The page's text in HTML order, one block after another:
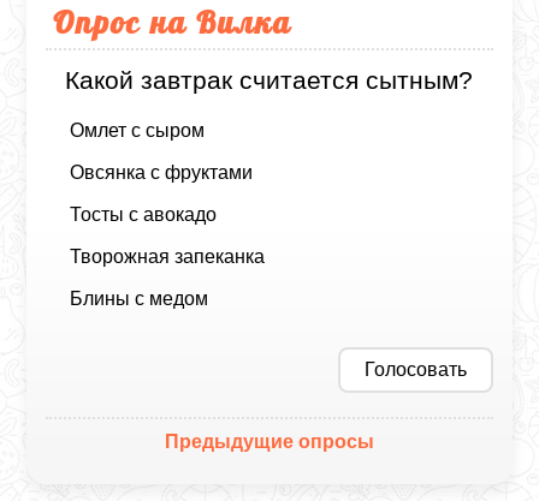
Опрос на Вилка
Какой завтрак считается сытным?
Омлет с сыром
Овсянка с фруктами
Тосты с авокадо
Творожная запеканка
Блины с медом
Голосовать
Предыдущие опросы